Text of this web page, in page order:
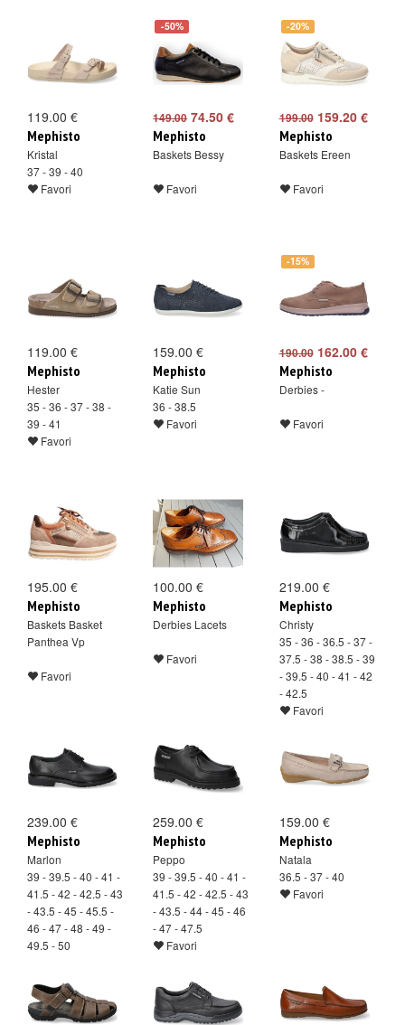
119.00 €
Mephisto
Kristal
37 - 39 - 40
Favori
-50%
149.0074.50 €
Mephisto
Baskets Bessy
Favori
-20%
199.00159.20 €
Mephisto
Baskets Ereen
Favori
119.00 €
Mephisto
Hester
35 - 36 - 37 - 38 -
39 - 41
Favori
159.00 €
Mephisto
Katie Sun
36 - 38.5
Favori
-15%
190.00162.00 €
Mephisto
Derbies -
Favori
195.00 €
Mephisto
Baskets Basket
Panthea Vp
Favori
100.00 €
Mephisto
Derbies Lacets
Favori
219.00 €
Mephisto
Christy
35 - 36 - 36.5 - 37 -
37.5 - 38 - 38.5 - 39
- 39.5 - 40 - 41 - 42
- 42.5
Favori
239.00 €
Mephisto
Marlon
39 - 39.5 - 40 - 41 -
41.5 - 42 - 42.5 - 43
- 43.5 - 45 - 45.5 -
46 - 47 - 48 - 49 -
49.5 - 50
259.00 €
Mephisto
Peppo
39 - 39.5 - 40 - 41 -
41.5 - 42 - 42.5 - 43
- 43.5 - 44 - 45 - 46
- 47 - 47.5
Favori
159.00 €
Mephisto
Natala
36.5 - 37 - 40
Favori